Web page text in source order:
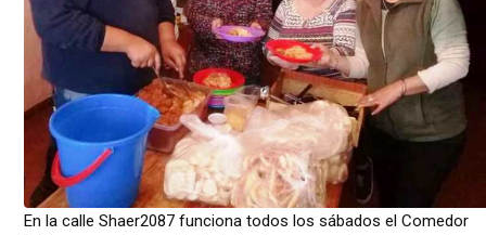
En la calle Shaer2087 funciona todos los sábados el Comedor